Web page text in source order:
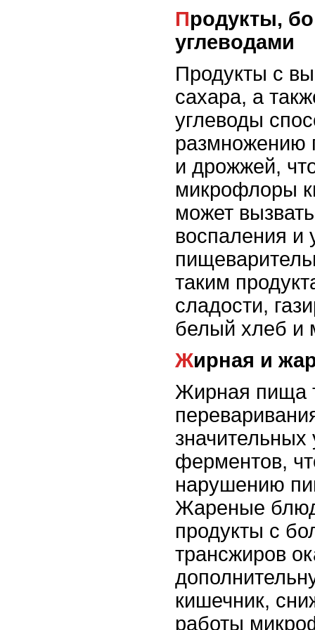
Продукты, богатые сахаром и
углеводами
Продукты с
сахара, а
углеводы
размножению
и дрожжей,
микрофлоры
может
воспаления и
таким
сладости,
белый хлеб и
Жирная и
Жирная пища
ферментов,
нарушению
Жареные
продукты с
трансжиров
кишечник,
работы